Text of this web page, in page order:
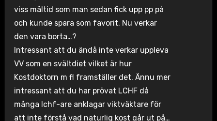
viss måltid som man sedan fick upp pp på
och kunde spara som favorit. Nu verkar
den vara borta…?
Intressant att du ändå inte verkar uppleva
VV som en svältdiet vilket är hur
Kostdoktorn m fl framställer det. Ännu mer
intressant att du har prövat LCHF då
många lchf-are anklagar viktväktare för
att inte förstå vad naturlig kost går ut på…